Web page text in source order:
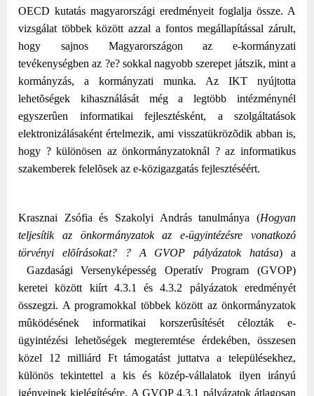
OECD kutatás magyarországi eredményeit foglalja össze. A
vizsgálat többek között azzal a fontos megállapítással zárult,
hogy sajnos Magyarországon az e-kormányzati
tevékenységben az ?e? sokkal nagyobb szerepet játszik, mint a
kormányzás, a kormányzati munka. Az IKT nyújtotta
lehetõségek kihasználását még a legtöbb intézménynél
egyszerûen informatikai fejlesztésként, a szolgáltatások
elektronizálásaként értelmezik, ami visszatükrözõdik abban is,
hogy ? különösen az önkormányzatoknál ? az informatikus
szakemberek felelõsek az e-közigazgatás fejlesztéséért.
Krasznai Zsófia és Szakolyi András tanulmánya (Hogyan
teljesítik az önkormányzatok az e-ügyintézésre vonatkozó
törvényi elõírásokat? ? A GVOP pályázatok hatása) a
Gazdasági Versenyképesség Operatív Program (GVOP)
keretei között kiírt 4.3.1 és 4.3.2 pályázatok eredményét
összegzi. A programokkal többek között az önkormányzatok
mûködésének informatikai korszerûsítését célozták e-
ügyintézési lehetõségek megteremtése érdekében, összesen
közel 12 milliárd Ft támogatást juttatva a településekhez,
különös tekintettel a kis és közép-vállalatok ilyen irányú
igényeinek kielégítésére. A GVOP 4.3.1 pályázatok átlagosan